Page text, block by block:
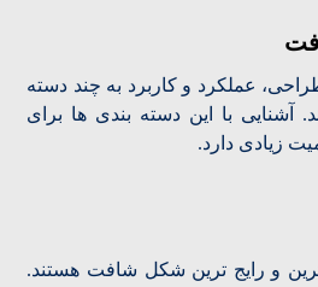
عملکرد و کاربرد به چند دسته
آشنایی با این دسته بندی ها برای
زیادی دارد.
و رایج ترین شکل شافت هستند.